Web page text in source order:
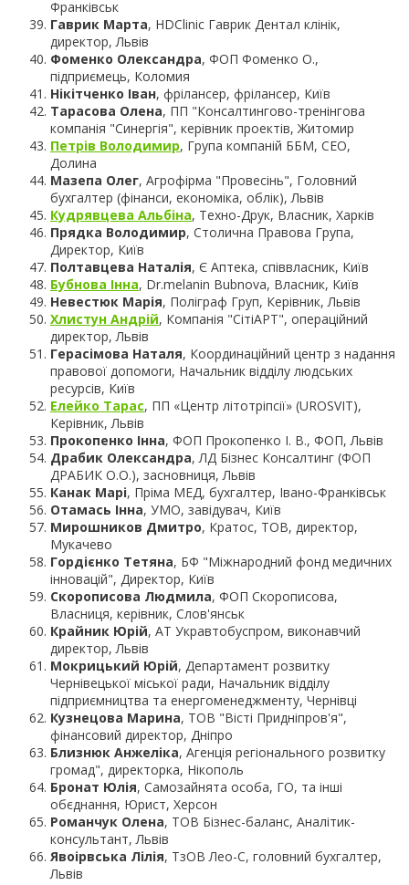
Франківськ
Гаврик Марта, HDClinic Гаврик Дентал клінік,
директор, Львів
Фоменко Олександра, ФОП Фоменко О.,
підприємець, Коломия
Нікітченко Іван, фрілансер, фрілансер, Київ
Тарасова Олена, ПП "Консалтингово-тренінгова
компанія "Синергія", керівник проектів, Житомир
Петрів Володимир, Група компаній ББМ, CEO,
Долина
Мазепа Олег, Агрофірма "Провесінь", Головний
бухгалтер (фінанси, економіка, облік), Львів
Кудрявцева Альбіна, Техно-Друк, Власник, Харків
Прядка Володимир, Столична Правова Група,
Директор, Київ
Полтавцева Наталія, Є Аптека, співвласник, Київ
Бубнова Інна, Dr.melanin Bubnova, Власник, Київ
Невестюк Марія, Поліграф Груп, Керівник, Львів
Хлистун Андрій, Компанія "СітіАРТ", операційний
директор, Львів
Герасімова Наталя, Координаційний центр з надання
правової допомоги, Начальник відділу людських
ресурсів, Київ
Елейко Тарас, ПП «Центр літотріпсії» (UROSVIT),
Керівник, Львів
Прокопенко Інна, ФОП Прокопенко І. В., ФОП, Львів
Драбик Олександра, ЛД Бізнес Консалтинг (ФОП
ДРАБИК О.О.), засновниця, Львів
Канак Марі, Пріма МЕД, бухгалтер, Івано-Франківськ
Отамась Інна, УМО, завідувач, Київ
Мирошников Дмитро, Кратос, ТОВ, директор,
Мукачево
Гордієнко Тетяна, БФ "Міжнародний фонд медичних
інновацій", Директор, Київ
Скорописова Людмила, ФОП Скорописова,
Власниця, керівник, Слов'янськ
Крайник Юрій, АТ Укравтобуспром, виконавчий
директор, Львів
Мокрицький Юрій, Департамент розвитку
Чернівецької міської ради, Начальник відділу
підприємництва та енергоменеджменту, Чернівці
Кузнецова Марина, ТОВ "Вісті Придніпров'я",
фінансовий директор, Дніпро
Близнюк Анжеліка, Агенція регіонального розвитку
громад", директорка, Нікополь
Бронат Юлія, Самозайнята особа, ГО, та інші
обєднання, Юрист, Херсон
Романчук Олена, ТОВ Бізнес-баланс, Аналітик-
консультант, Львів
Явоірвська Лілія, ТзОВ Лео-С, головний бухгалтер,
Львів